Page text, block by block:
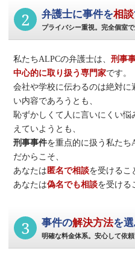
2 弁護士に事件を相談
プライバシー重視。完全個室で
私たちALPCの弁護士は、刑事
中心的に取り扱う専門家です。
会社や学校に伝わるのは絶対に
い内容であろうとも、
恥ずかしくて人に言いにくい悩
えていようとも、
刑事事件を重点的に扱う私たち
だからこそ、
あなたは匿名で相談を受けるこ
あなたは偽名でも相談を受ける
3 事件の解決方法を選
明確な料金体系。安心して依頼